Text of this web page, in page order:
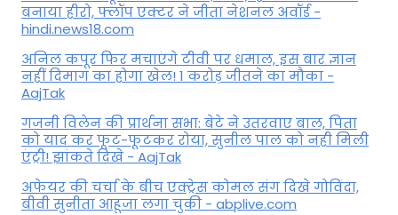
बनाया हीरो, फ्लॉप एक्टर ने जीता नेशनल अवॉर्ड -
hindi.news18.com
अनिल कपूर फिर मचाएंगे टीवी पर धमाल, इस बार ज्ञान
नहीं दिमाग का होगा खेल! 1 करोड़ जीतने का मौका -
AajTak
गजनी विलेन की प्रार्थना सभा: बेटे ने उतरवाए बाल, पिता
को याद कर फूट-फूटकर रोया, सुनील पाल को नही मिली
एंट्री! झांकते दिखे - AajTak
अफेयर की चर्चा के बीच एक्ट्रेस कोमल संग दिखे गोविंदा,
बीवी सुनीता आहूजा लगा चुकी - abplive.com